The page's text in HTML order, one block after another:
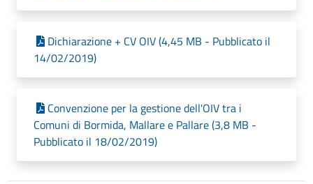
Dichiarazione + CV OIV (4,45 MB - Pubblicato il
14/02/2019)
Convenzione per la gestione dell'OIV tra i
Comuni di Bormida, Mallare e Pallare (3,8 MB -
Pubblicato il 18/02/2019)